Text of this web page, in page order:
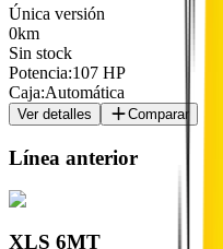
Única versión
0km
Sin stock
Potencia:107 HP
Caja:Automática
Ver detalles Comparar
Línea anterior
XLS 6MT